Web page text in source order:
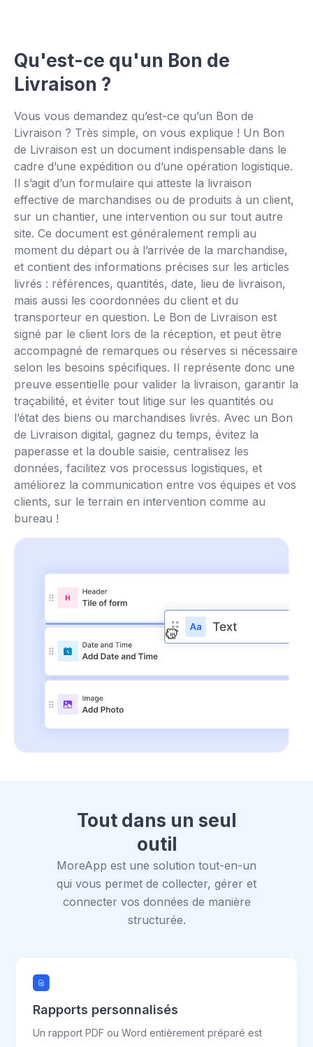
Qu'est-ce qu'un Bon de
Livraison ?
Vous vous demandez qu’est-ce qu’un Bon de
Livraison ? Très simple, on vous explique ! Un Bon
de Livraison est un document indispensable dans le
cadre d’une expédition ou d’une opération logistique.
Il s’agit d’un formulaire qui atteste la livraison
effective de marchandises ou de produits à un client,
sur un chantier, une intervention ou sur tout autre
site. Ce document est généralement rempli au
moment du départ ou à l’arrivée de la marchandise,
et contient des informations précises sur les articles
livrés : références, quantités, date, lieu de livraison,
mais aussi les coordonnées du client et du
transporteur en question. Le Bon de Livraison est
signé par le client lors de la réception, et peut être
accompagné de remarques ou réserves si nécessaire
selon les besoins spécifiques. Il représente donc une
preuve essentielle pour valider la livraison, garantir la
traçabilité, et éviter tout litige sur les quantités ou
l’état des biens ou marchandises livrés. Avec un Bon
de Livraison digital, gagnez du temps, évitez la
paperasse et la double saisie, centralisez les
données, facilitez vos processus logistiques, et
améliorez la communication entre vos équipes et vos
clients, sur le terrain en intervention comme au
bureau !
Tout dans un seul
outil
MoreApp est une solution tout-en-un
qui vous permet de collecter, gérer et
connecter vos données de manière
structurée.
Rapports personnalisés
Un rapport PDF ou Word entièrement préparé est